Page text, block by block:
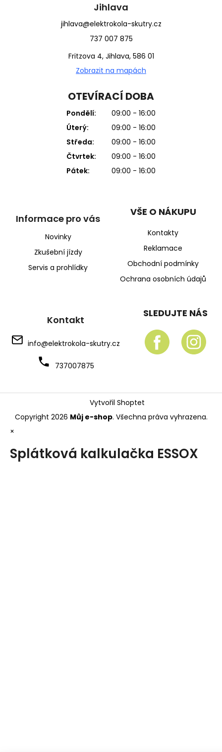
Jihlava
jihlava@elektrokola-skutry.cz
737 007 875
Fritzova 4, Jihlava, 586 01
Zobrazit na mapách
OTEVÍRACÍ DOBA
Pondělí:
09:00 - 16:00
Úterý:
09:00 - 16:00
Středa:
09:00 - 16:00
Čtvrtek:
09:00 - 16:00
Pátek:
09:00 - 16:00
Informace pro vás
Novinky
Zkušební jízdy
Servis a prohlídky
VŠE O NÁKUPU
Kontakty
Reklamace
Obchodní podmínky
Ochrana osobních údajů
Kontakt
info@elektrokola-skutry.cz
737007875
SLEDUJTE NÁS
Vytvořil Shoptet
Copyright 2026 Můj e-shop. Všechna práva vyhrazena.
×
Splátková kalkulačka ESSOX